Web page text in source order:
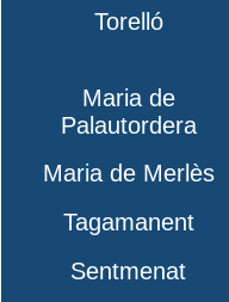
Torelló
Maria de
Palautordera
Maria de Merlès
Tagamanent
Sentmenat